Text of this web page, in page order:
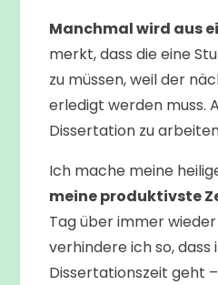
Manchmal wird aus
merkt, dass die eine
zu müssen, weil der
erledigt werden muss.
Dissertation zu
Ich mache meine
meine produktivste
Tag über immer
verhindere ich so,
Dissertationszeit geht